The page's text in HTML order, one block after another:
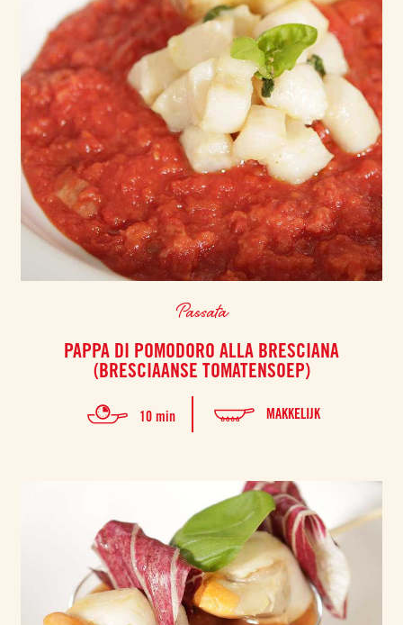
Passata
PAPPA DI POMODORO ALLA BRESCIANA
(BRESCIAANSE TOMATENSOEP)
10 min MAKKELIJK